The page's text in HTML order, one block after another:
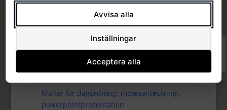
RSG stöd för utveckling
Ledamöter
Mallar för dagordning, mötesanteckning,
powerpointpresentation
Avvisa alla
Inställningar
Acceptera alla